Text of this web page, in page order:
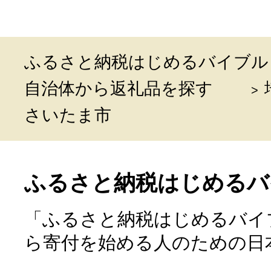
ふるさと納税はじめるバイブル
自治体から返礼品を探す
さいたま市
ふるさと納税はじめる
「ふるさと納税はじめるバ
ら寄付を始める人のための